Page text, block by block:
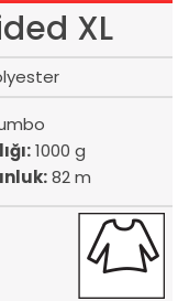
XL
1000 g
82 m